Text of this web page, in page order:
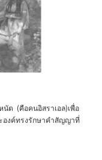
นัต (คือคนอิสราเอล)เพื่อ
องค์ทรงรักษาคำสัญญาที่